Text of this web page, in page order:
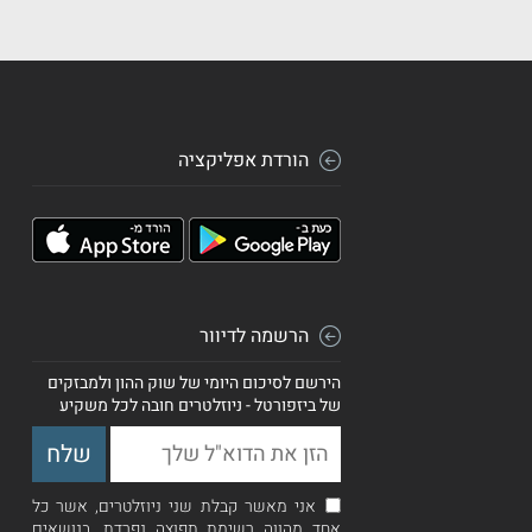
הורדת אפליקציה
הרשמה לדיוור
הירשם לסיכום היומי של שוק ההון ולמבזקים
של ביזפורטל - ניוזלטרים חובה לכל משקיע
אני מאשר קבלת שני ניוזלטרים, אשר כל